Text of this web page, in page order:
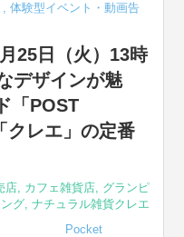
,体験型イベント・動画告
25日（火）13時
デザインが魅
「POST
クレエ」の定番
店, カフェ雑貨店, グランピ
ング, ナチュラル雑貨クレエ
Pocket